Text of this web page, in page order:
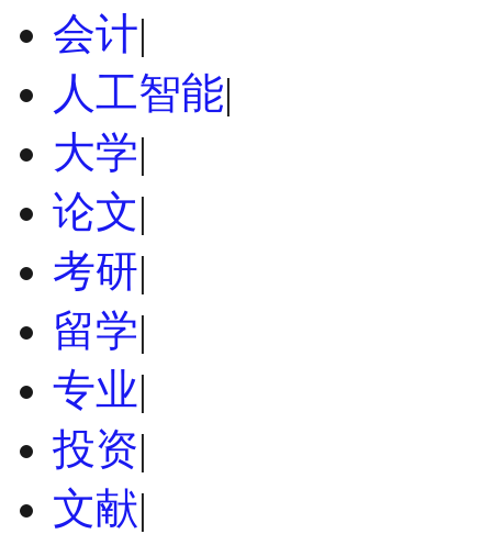
会计|
人工智能|
大学|
论文|
考研|
留学|
专业|
投资|
文献|